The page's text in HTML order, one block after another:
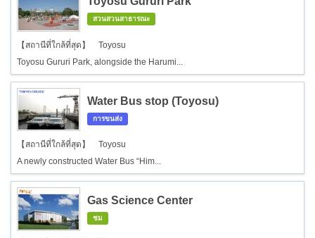
สวนสวนสาธารณะ
【สถานีที่ใกล้ที่สุด】 Toyosu
Toyosu Gururi Park, alongside the Harumi...
Water Bus stop (Toyosu)
การขนส่ง
【สถานีที่ใกล้ที่สุด】 Toyosu
A newly constructed Water Bus “Him...
Gas Science Center
ชม